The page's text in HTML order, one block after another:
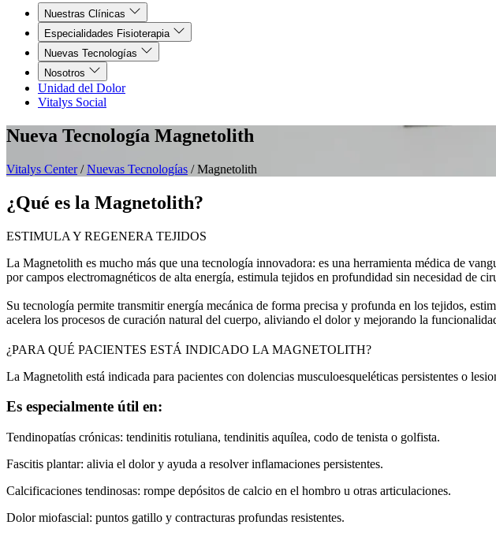
Nuestras Clínicas
Especialidades Fisioterapia
Nuevas Tecnologías
Nosotros
Unidad del Dolor
Vitalys Social
Nueva Tecnología Magnetolith
Vitalys Center / Nuevas Tecnologías /Magnetolith
¿Qué es la Magnetolith?
ESTIMULA Y REGENERA TEJIDOS
La Magnetolith es mucho más que una tecnología innovadora: es una herramienta médica de
por campos electromagnéticos de alta energía, estimula tejidos en profundidad sin necesidad de
Su tecnología permite transmitir energía mecánica de forma precisa y profunda en los tejidos,
acelera los procesos de curación natural del cuerpo, aliviando el dolor y mejorando la
¿PARA QUÉ PACIENTES ESTÁ INDICADO LA MAGNETOLITH?
La Magnetolith está indicada para pacientes con dolencias musculoesqueléticas persistentes o
Es especialmente útil en:
Tendinopatías crónicas: tendinitis rotuliana, tendinitis aquílea, codo de tenista o golfista.
Fascitis plantar: alivia el dolor y ayuda a resolver inflamaciones persistentes.
Calcificaciones tendinosas: rompe depósitos de calcio en el hombro u otras articulaciones.
Dolor miofascial: puntos gatillo y contracturas profundas resistentes.